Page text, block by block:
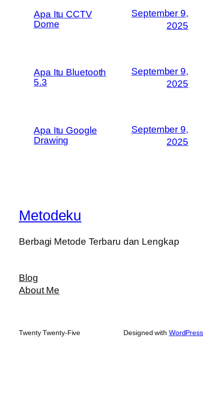
Apa Itu CCTV
Dome
September 9,
2025
Apa Itu Bluetooth
5.3
September 9,
2025
Apa Itu Google
Drawing
September 9,
2025
Metodeku
Berbagi Metode Terbaru dan Lengkap
Blog
About Me
Twenty Twenty-Five Designed with WordPress